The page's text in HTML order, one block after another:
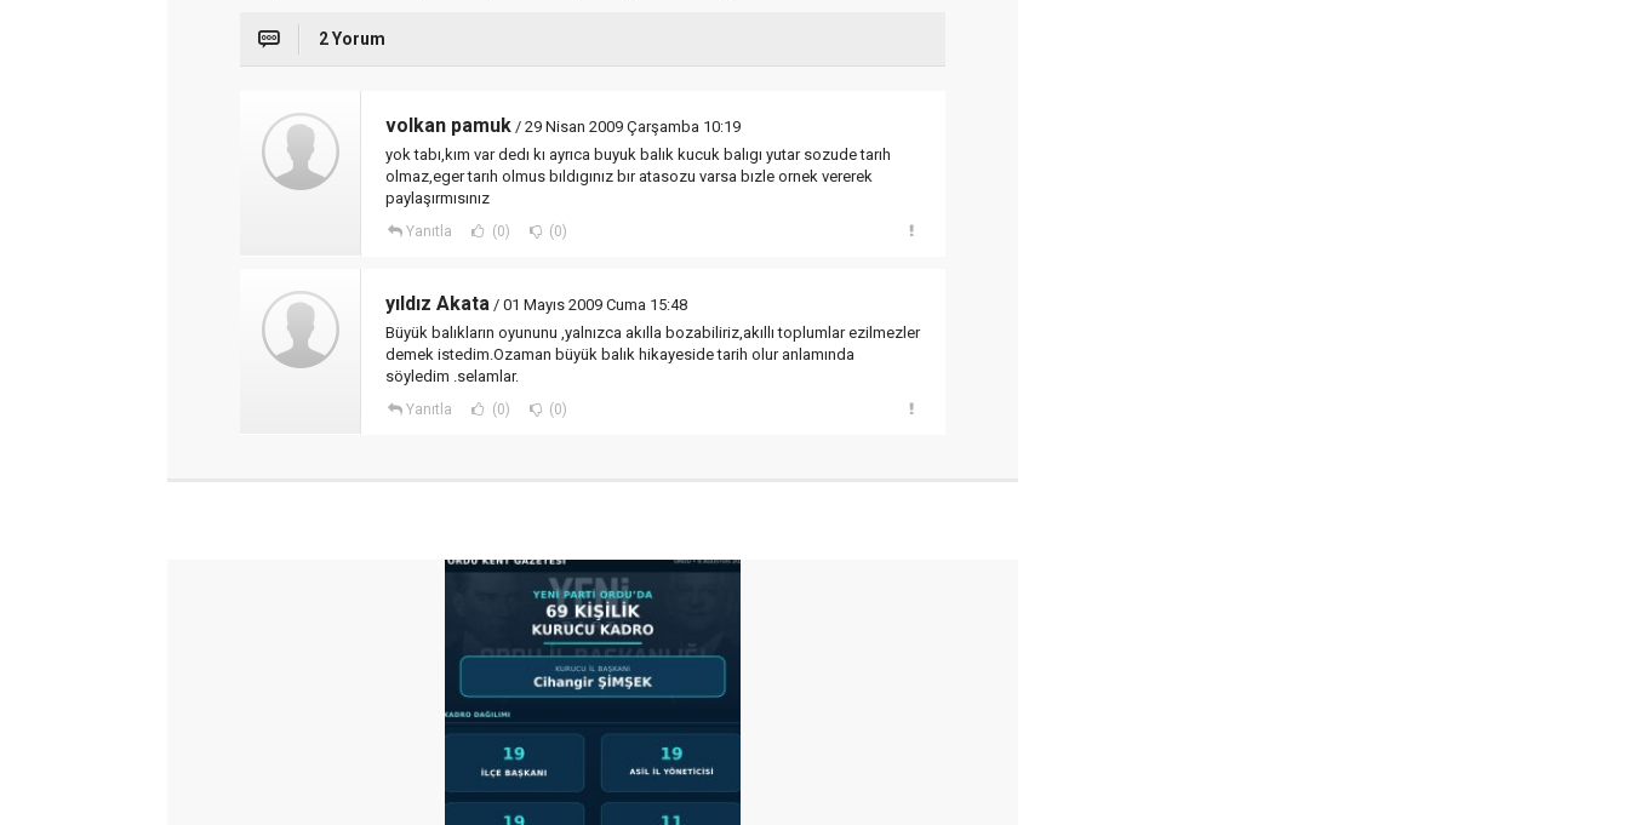
2 Yorum
volkan pamuk / 29 Nisan 2009 Çarşamba 10:19
yok tabı,kım var dedı kı ayrıca buyuk balık kucuk balıgı yutar sozude tarıh
olmaz,eger tarıh olmus bıldıgınız bır atasozu varsa bızle ornek vererek
paylaşırmısınız
Yanıtla (0) (0)
yıldız Akata / 01 Mayıs 2009 Cuma 15:48
Büyük balıkların oyununu ,yalnızca akılla bozabiliriz,akıllı toplumlar ezilmezler
demek istedim.Ozaman büyük balık hikayeside tarih olur anlamında
söyledim .selamlar.
Yanıtla (0) (0)